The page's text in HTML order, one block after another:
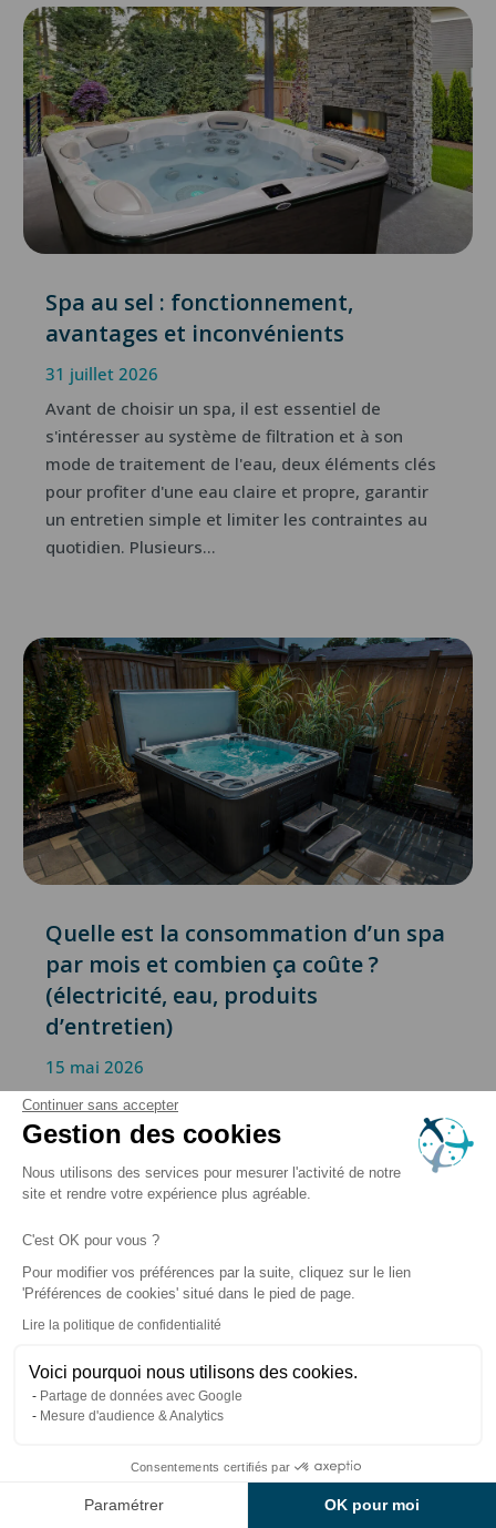
Continuer sans accepter
Gestion des cookies
Nous utilisons des services pour mesurer l'activité de notre
site et rendre votre expérience plus agréable.
C'est OK pour vous ?
Pour modifier vos préférences par la suite, cliquez sur le lien
'Préférences de cookies' situé dans le pied de page.
Lire la politique de confidentialité
Voici pourquoi nous utilisons des cookies.
Partage de données avec Google
Mesure d'audience & Analytics
Consentements certifiés par
Paramétrer OK pour moi
Spa au sel : fonctionnement,
avantages et inconvénients
31 juillet 2026
Avant de choisir un spa, il est essentiel de
s'intéresser au système de filtration et à son
mode de traitement de l'eau, deux éléments clés
pour profiter d'une eau claire et propre, garantir
un entretien simple et limiter les contraintes au
quotidien. Plusieurs...
Quelle est la consommation d’un spa
par mois et combien ça coûte ?
(électricité, eau, produits
d’entretien)
15 mai 2026
Quelle est la consommation d’électricité, d’eau et
de produits d’entretien d’un spa par mois ? Quel
est le coût mensuel de fonctionnement d’un spa ?
La réponse détaillée dans cet article !